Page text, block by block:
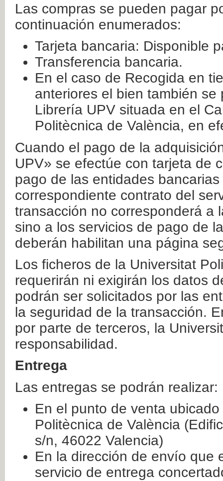
Las compras se pueden pagar
continuación enumerados:
Tarjeta bancaria: Disponible
Transferencia bancaria.
En el caso de Recogida en
anteriores el bien también
Librería UPV situada en el
Politècnica de València, en
Cuando el pago de la
UPV» se efectúe con tarjeta de
pago de las entidades
correspondiente contrato del
transacción no corresponderá a
sino a los servicios de pago de
deberán habilitan una página
Los ficheros de la Universitat
requerirán ni exigirán los datos
podrán ser solicitados por las
la seguridad de la transacción.
por parte de terceros, la
responsabilidad.
Entrega
Las entregas se podrán realizar:
En el punto de venta
Politècnica de València
s/n, 46022 Valencia)
En la dirección de envío que
servicio de entrega